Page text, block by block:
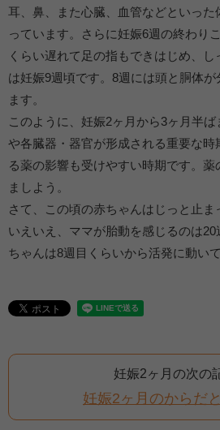
耳、鼻、また心臓、血管などといった
っています。さらに妊娠6週の終わり
くらい遅れて足の指もできはじめ、
は妊娠9週頃です。8週には頭と胴体
ます。
このように、妊娠2ヶ月から3ヶ月半
や各臓器・器官が形成される重要な時
る薬の影響も受けやすい時期です。
ましよう。
さて、この頃の赤ちゃんはじっと止ま
いえいえ、ママが胎動を感じるのは
ちゃんは8週目くらいから活発に動い
妊娠2ヶ月の次の
妊娠2ヶ月のからだ